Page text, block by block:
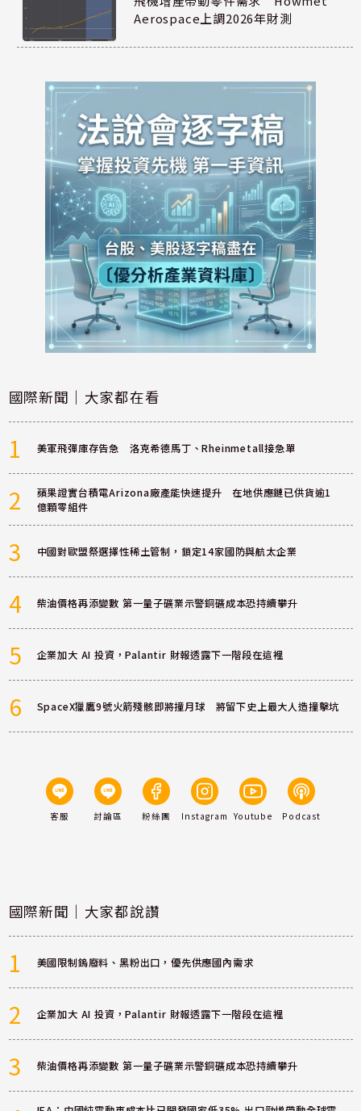
Aerospace上調2026年財測
國際新聞｜大家都在看
1 美軍飛彈庫存告急 洛克希德馬丁、Rheinmetall接急單
2
蘋果證實台積電Arizona廠產能快速提升 在地供應鏈已供貨逾1
億顆零組件
3 中國對歐盟祭選擇性稀土管制，鎖定14家國防與航太企業
4 柴油價格再添變數 第一量子礦業示警銅礦成本恐持續攀升
5 企業加大 AI 投資，Palantir 財報透露下一階段在這裡
6 SpaceX獵鷹9號火箭殘骸即將撞月球 將留下史上最大人造撞擊坑
客服 討論區 粉絲團 Instagram Youtube Podcast
國際新聞｜大家都說讚
1 美國限制鎢廢料、黑粉出口，優先供應國內需求
2 企業加大 AI 投資，Palantir 財報透露下一階段在這裡
3 柴油價格再添變數 第一量子礦業示警銅礦成本恐持續攀升